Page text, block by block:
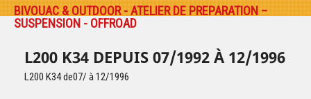
BIVOUAC & OUTDOOR - ATELIER DE PREPARATION –
SUSPENSION - OFFROAD
L200 K34 DEPUIS 07/1992 À 12/1996
L200 K34 de07/ à 12/1996